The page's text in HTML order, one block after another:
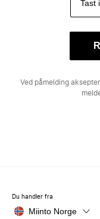
Ved påmelding
Du handler fra
Miinto Norge